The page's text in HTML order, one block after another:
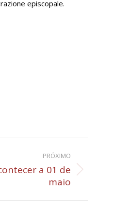
episcopale.
PRÓXIMO
a 01 de
maio